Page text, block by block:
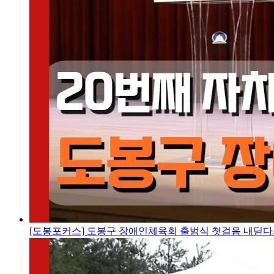
[도봉포커스] 도봉구 장애인체육회 출범식 첫걸음 내딛